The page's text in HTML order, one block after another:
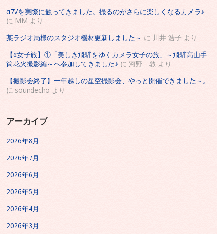
α7Vを実際に触ってきました。撮るのがさらに楽しくなるカメラ♪
に MM より
某ラジオ局様のスタジオ機材更新しました～ に 川井 浩子 より
【α女子旅】①「美しき飛騨をゆくカメラ女子の旅」～飛騨高山手
筒花火撮影編～へ参加してきました♪ に河野 敦 より
【撮影会終了】一年越しの星空撮影会、やっと開催できました～。
に soundecho より
アーカイブ
2026年8月
2026年7月
2026年6月
2026年5月
2026年4月
2026年3月